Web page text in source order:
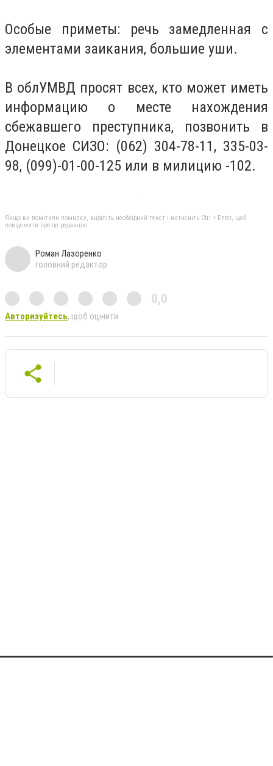
Особые приметы: речь замедленная с
элементами заикания, большие уши.
В облУМВД просят всех, кто может иметь
информацию о месте нахождения
сбежавшего преступника, позвонить в
Донецкое СИЗО: (062) 304-78-11, 335-03-
98, (099)-01-00-125 или в милицию -102.
Якщо ви помітили помилку, виділіть необхідний текст і натисніть Ctrl + Enter, щоб
повідомити про це редакцію
Роман Лазоренко
головний редактор
0,0
Авторизуйтесь, щоб оцінити